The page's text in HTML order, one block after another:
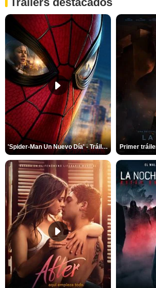
'Spider-Man Un Nuevo Día' - Tráiler oficial subtitulado Primer